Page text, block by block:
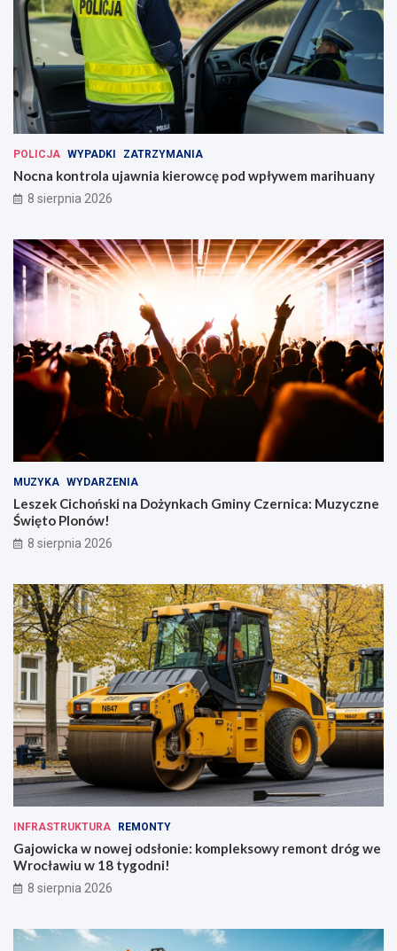
POLICJA WYPADKI ZATRZYMANIA
Nocna kontrola ujawnia kierowcę pod wpływem marihuany
8 sierpnia 2026
MUZYKA WYDARZENIA
Leszek Cichoński na Dożynkach Gminy Czernica: Muzyczne
Święto Plonów!
8 sierpnia 2026
INFRASTRUKTURA REMONTY
Gajowicka w nowej odsłonie: kompleksowy remont dróg we
Wrocławiu w 18 tygodni!
8 sierpnia 2026